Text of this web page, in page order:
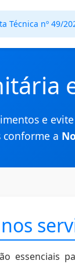
Técnica nº 49/
e
a
essenciais